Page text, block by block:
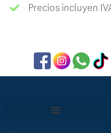
Precios incluyen